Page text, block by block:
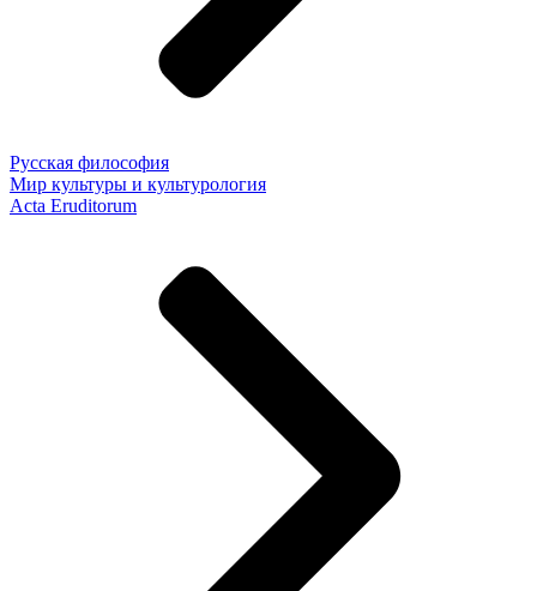
Русская философия
Мир культуры и культурология
Acta Eruditorum